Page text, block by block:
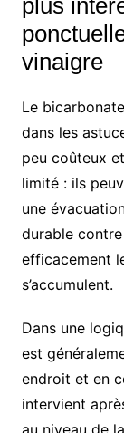
plus
vinaigre
Le
dans les
peu coûteux
limité : ils
une
durable
efficacement
s’accumulent.
Dans une
est
endroit et en
intervient